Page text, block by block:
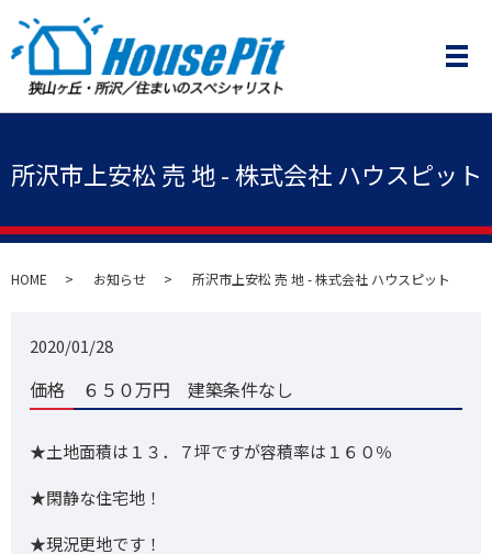
メ
所沢市上安松 売 地 - 株式会社 ハウスピット
HOME お知らせ 所沢市上安松 売 地 - 株式会社 ハウスピット
2020/01/28
価格 ６５０万円 建築条件なし
★土地面積は１３．７坪ですが容積率は１６０％
★閑静な住宅地！
★現況更地です！